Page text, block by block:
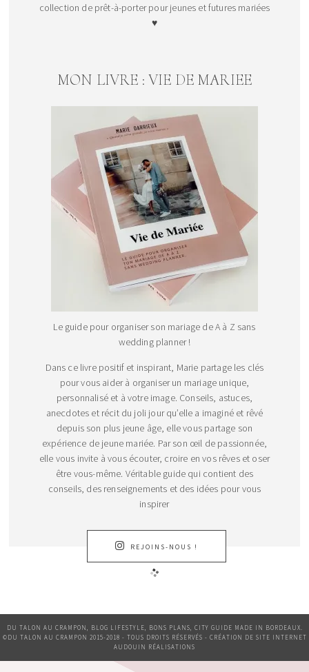
collection de prêt-à-porter pour jeunes et futures mariées
♥
MON LIVRE : VIE DE MARIEE
Le guide pour organiser son mariage de A à Z sans
wedding planner !
Dans ce livre positif et inspirant, Marie partage les clés
pour vous aider à organiser un mariage unique,
personnalisé et à votre image. Conseils, astuces,
anecdotes et récit du joli jour qu’elle a imaginé et rêvé
depuis son plus jeune âge, elle vous partage son
expérience de jeune mariée. Par son œil de passionnée,
elle vous invite à vous écouter, croire en vos rêves et oser
être vous-même. Véritable guide qui contient des
conseils, des renseignements et des idées pour vous
inspirer
REJOINS-NOUS !
DU TALON AU CRAMPON, BLOG LIFESTYLE, BONS PLANS, CITY GUIDE MADE IN BORDEAUX.
©DU TALON AU CRAMPON 2015-2018 - TOUS DROITS RÉSERVÉS - CRÉATION DE SITE INTERNET
AUDOUIN RÉALISATIONS